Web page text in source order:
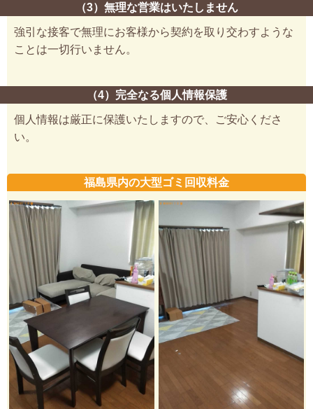
（3）無理な営業はいたしません
強引な接客で無理にお客様から契約を取り交わすような
ことは一切行いません。
（4）完全なる個人情報保護
個人情報は厳正に保護いたしますので、ご安心くださ
い。
福島県内の大型ゴミ回収料金